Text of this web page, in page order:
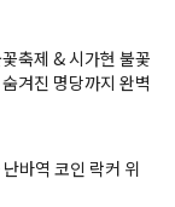
축제 & 시가현 불꽃
겨진 명당까지 완벽
바역 코인 락커 위